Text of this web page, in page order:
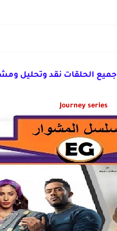
جميع الحلقات نقد وتحليل
Journey series